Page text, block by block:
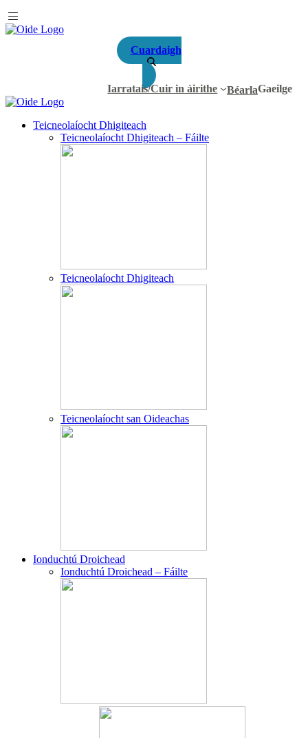
Cuardaigh
Iarratais/Cuir in áirithe BéarlaGaeilge
Teicneolaíocht Dhigiteach
Teicneolaíocht Dhigiteach – Fáilte
Teicneolaíocht Dhigiteach
Teicneolaíocht san Oideachas
Ionduchtú Droichead
Ionduchtú Droichead – Fáilte